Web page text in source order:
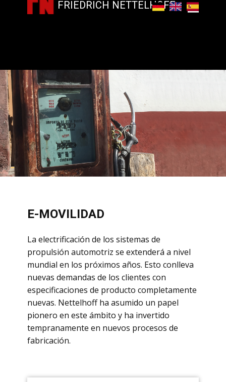
FRIEDRICH NETTELHOFF
​E-MOVILIDAD
​La electrificación de los sistemas de
propulsión automotriz se extenderá a nivel
mundial en los próximos años. Esto conlleva
nuevas demandas de los clientes con
especificaciones de producto completamente
nuevas. Nettelhoff ha asumido un papel
pionero en este ámbito y ha invertido
tempranamente en nuevos procesos de
fabricación.